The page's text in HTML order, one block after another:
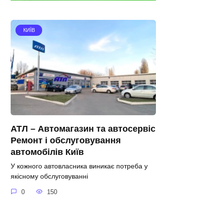
КИЇВ
АТЛ – Автомагазин та автосервіс
Ремонт і обслуговування
автомобілів Київ
У кожного автовласника виникає потреба у
якісному обслуговуванні
0 150